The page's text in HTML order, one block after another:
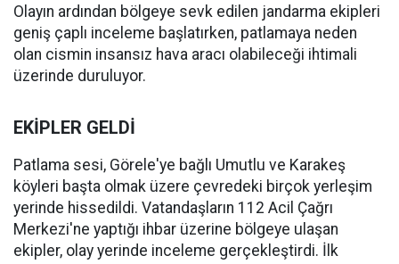
Olayın ardından bölgeye sevk edilen jandarma ekipleri
geniş çaplı inceleme başlatırken, patlamaya neden
olan cismin insansız hava aracı olabileceği ihtimali
üzerinde duruluyor.
EKİPLER GELDİ
Patlama sesi, Görele'ye bağlı Umutlu ve Karakeş
köyleri başta olmak üzere çevredeki birçok yerleşim
yerinde hissedildi. Vatandaşların 112 Acil Çağrı
Merkezi'ne yaptığı ihbar üzerine bölgeye ulaşan
ekipler, olay yerinde inceleme gerçekleştirdi. İlk